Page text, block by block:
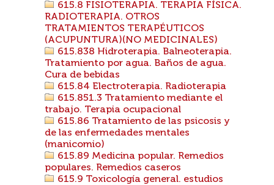
615.8 FISIOTERAPIA. TERAPIA FÍSICA.
RADIOTERAPIA. OTROS
TRATAMIENTOS TERAPÉUTICOS
(ACUPUNTURA)(NO MEDICINALES)
615.838 Hidroterapia. Balneoterapia.
Tratamiento por agua. Baños de agua.
Cura de bebidas
615.84 Electroterapia. Radioterapia
615.851.3 Tratamiento mediante el
trabajo. Terapia ocupacional
615.86 Tratamiento de las psicosis y
de las enfermedades mentales
(manicomio)
615.89 Medicina popular. Remedios
populares. Remedios caseros
615.9 Toxicología general. estudios